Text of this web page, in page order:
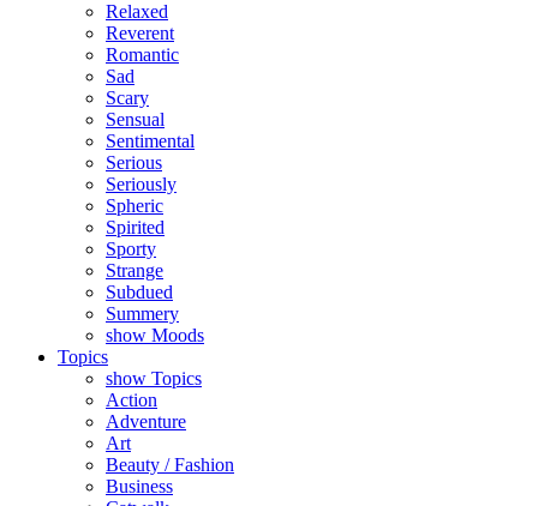
Relaxed
Reverent
Romantic
Sad
Scary
Sensual
Sentimental
Serious
Seriously
Spheric
Spirited
Sporty
Strange
Subdued
Summery
show Moods
Topics
show Topics
Action
Adventure
Art
Beauty / Fashion
Business